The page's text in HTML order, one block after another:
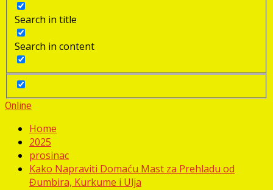
Search in title
Search in content
Online
Home
2025
prosinac
Kako Napraviti Domaću Mast za Prehladu od
Đumbira, Kurkume i Ulja